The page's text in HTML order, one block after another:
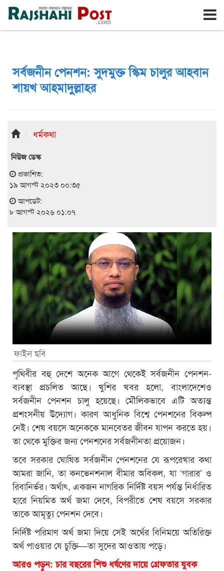
রাজশাহী শনিবার, ৮ই আগস্ট ২০২৬, ২৪শে শ্রাবণ ১৪৩৩
সর্বজনীন পেনশন: সুদমুক্ত স্কিম চালুর আহবান
শায়খ আহমাদুল্লাহর
ধর্মকথা
নিউজ ডেস্ক
প্রকাশিত:
১৯ আগস্ট ২০২৩ ০০:৩৫
আপডেট:
৮ আগস্ট ২০২৬ ০১:০৭
ফাইল ছবি
পৃথিবীর বহু দেশে অনেক আগে থেকেই সর্বজনীন পেনশন-
ব্যবস্থা প্রচলিত আছে। খুশির খবর হলো, বাংলাদেশেও
সর্বজনীন পেনশন চালু হয়েছে। মৌলিকভাবে এটি অত্যন্ত
প্রশংসনীয় উদ্যোগ। কারণ আধুনিক বিশ্বে পেনশনের বিকল্প
নেই। শেষ বয়সে অনেককে মানবেতর জীবন যাপন করতে হয়।
তা থেকে মুক্তির জন্য পেনশনের সর্বজনীনতা প্রয়োজন।
তবে সরকার ঘোষিত সর্বজনীন পেনশনের যে রূপরেখার কথা
আমরা জানি, তা কনভেনশনাল বীমার অবিকল, যা ‘গারার’ ও
রিবানির্ভর। অর্থাৎ, একজন নাগরিক নির্দিষ্ট বয়স পর্যন্ত নির্ধারিত
হারে নিয়মিত অর্থ জমা দেবে, বিপরীতে শেষ বয়সে সরকার
তাকে আমৃত্যু পেনশন দেবে।
নির্দিষ্ট পরিমাণ অর্থ জমা দিয়ে সেই অর্থের বিনিময়ে অতিরিক্ত
অর্থ পাওয়ার যে চুক্তি—তা সুদের আওতায় পড়ে।
আরও পড়ুন: চার বছরের শিশু ধর্ষণের দায়ে গ্রেফতার যুবক